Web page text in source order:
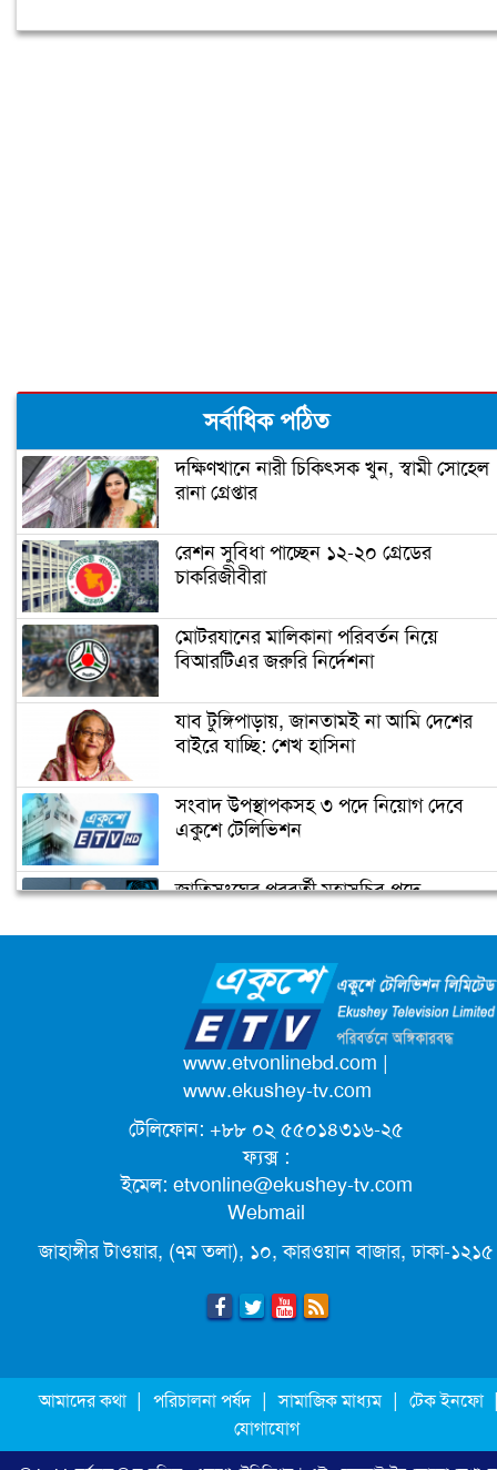
সর্বাধিক পঠিত
দক্ষিণখানে নারী চিকিৎসক খুন, স্বামী সোহেল
রানা গ্রেপ্তার
রেশন সুবিধা পাচ্ছেন ১২-২০ গ্রেডের
চাকরিজীবীরা
মোটরযানের মালিকানা পরিবর্তন নিয়ে
বিআরটিএর জরুরি নির্দেশনা
যাব টুঙ্গিপাড়ায়, জানতামই না আমি দেশের
বাইরে যাচ্ছি: শেখ হাসিনা
সংবাদ উপস্থাপকসহ ৩ পদে নিয়োগ দেবে
একুশে টেলিভিশন
জাতিসংঘের পরবর্তী মহাসচিব পদে
ক্যাম্পাস অ্যাম্বাসেডর নিয়োগ দিচ্ছে একুশে
টেলিভিশন
পদোন্নতি পেয়ে সচিব হলেন ২ কর্মকর্তা
লিগ্যাল এইডের মাধ্যমে সন্তান ফিরে পেল
সেই কিশোরী মা জুঁই
জেট ফুয়েলের দাম কমলো লিটারে ১৯ টাকা
মূল্যস্ফীতি কমে জুনে ৯ দশমিক ১৬ শতাংশ
ছুটিতে গিয়ে না ফিরলে ৩ বছরের নিষেধাজ্ঞা,
নতুন নিয়ম সৌদির
www.etvonlinebd.com |
www.ekushey-tv.com
টেলিফোন: +৮৮ ০২ ৫৫০১৪৩১৬-২৫
ফ্যক্স :
ইমেল: etvonline@ekushey-tv.com
Webmail
জাহাঙ্গীর টাওয়ার, (৭ম তলা), ১০, কারওয়ান বাজার, ঢাকা-১২১৫
আমাদের কথা | পরিচালনা পর্ষদ | সামাজিক মাধ্যম | টেক ইনফো
যোগাযোগ